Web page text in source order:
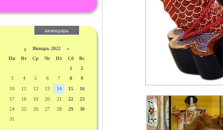
календарь
« Январь 2022 »
Пн
Вт Ср Чт Пт Сб
Вс
1
2
3
4 5 6 7 8
9
10
11 12 13 14 15
16
17
18 19 20 21 22
23
24
25 26 27 28 29
30
31